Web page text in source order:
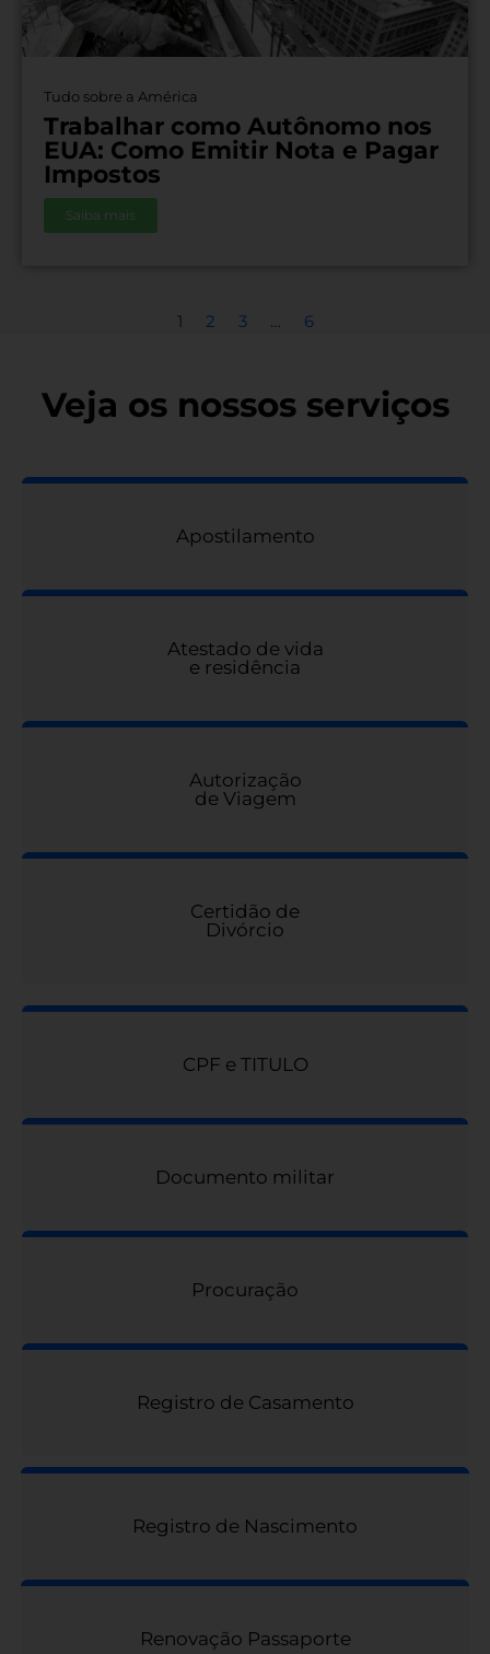
Tudo sobre a América
Trabalhar como Autônomo nos
EUA: Como Emitir Nota e Pagar
Impostos
Saiba mais
1 2 3 … 6
Veja os nossos serviços
Apostilamento
Atestado de vida
e residência
Autorização
de Viagem
Certidão de
Divórcio
CPF e TITULO
Documento militar
Procuração
Registro de Casamento
Registro de Nascimento
Renovação Passaporte